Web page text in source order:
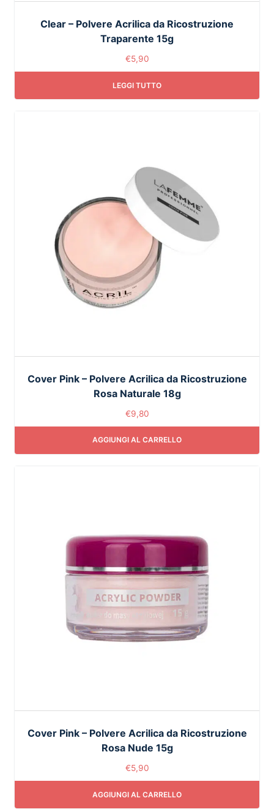
Clear – Polvere Acrilica da Ricostruzione
Traparente 15g
€5,90
LEGGI TUTTO
Cover Pink – Polvere Acrilica da Ricostruzione
Rosa Naturale 18g
€9,80
AGGIUNGI AL CARRELLO
Cover Pink – Polvere Acrilica da Ricostruzione
Rosa Nude 15g
€5,90
AGGIUNGI AL CARRELLO